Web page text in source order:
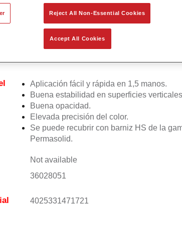
Base Bicapa 280 se puede usar con Permahyd
Aplicación fácil y rápida en 1,5 manos.
Buena estabilidad en superficies
Buena opacidad.
Elevada precisión del color.
Se puede recubrir con barniz HS de la
Permasolid.
Not available
36028051
4025331471721
Reject All Non-Essential Cookies
Accept All Cookies